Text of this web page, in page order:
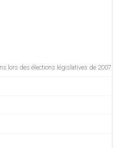
lors des élections législatives de 2007